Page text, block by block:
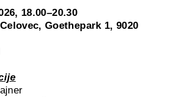
18.00–20.30
Goethepark 1, 9020